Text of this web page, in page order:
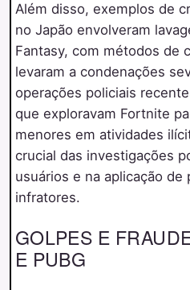
Além disso, exemplos de
no Japão envolveram
Fantasy, com métodos de
levaram a condenações
operações policiais
que exploravam Fortnite
menores em atividades
crucial das investigações
usuários e na aplicação de
infratores.
GOLPES E
E PUBG